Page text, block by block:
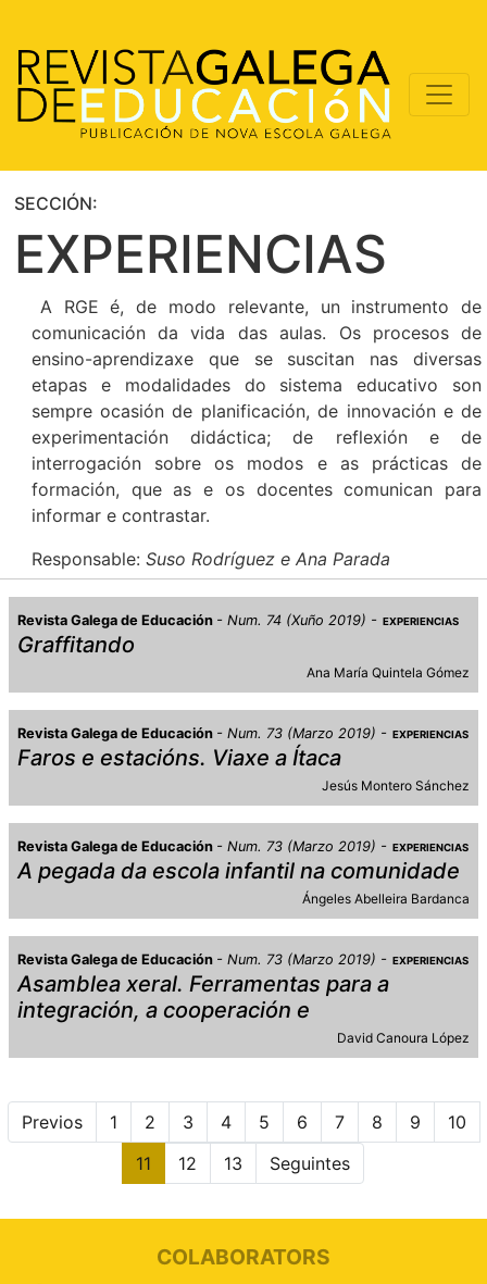
SECCIÓN:
EXPERIENCIAS
A RGE é, de modo relevante, un instrumento de
comunicación da vida das aulas. Os procesos de
ensino-aprendizaxe que se suscitan nas diversas
etapas e modalidades do sistema educativo son
sempre ocasión de planificación, de innovación e de
experimentación didáctica; de reflexión e de
interrogación sobre os modos e as prácticas de
formación, que as e os docentes comunican para
informar e contrastar.
Responsable: Suso Rodríguez e Ana Parada
Revista Galega de Educación Num. 74 (Xuño 2019) EXPERIENCIAS
Graffitando
Ana María Quintela Gómez
Revista Galega de Educación Num. 73 (Marzo 2019) EXPERIENCIAS
Faros e estacións. Viaxe a Ítaca
Jesús Montero Sánchez
Revista Galega de Educación Num. 73 (Marzo 2019) EXPERIENCIAS
A pegada da escola infantil na comunidade
Ángeles Abelleira Bardanca
Revista Galega de Educación Num. 73 (Marzo 2019) EXPERIENCIAS
Asamblea xeral. Ferramentas para a
integración, a cooperación e
David Canoura López
Previos 1 2 3 4 5 6 7 8 9
10
11
12 13 Seguintes
COLABORATORS